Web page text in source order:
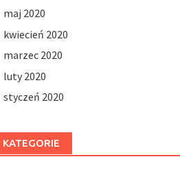
maj 2020
kwiecień 2020
marzec 2020
luty 2020
styczeń 2020
KATEGORIE